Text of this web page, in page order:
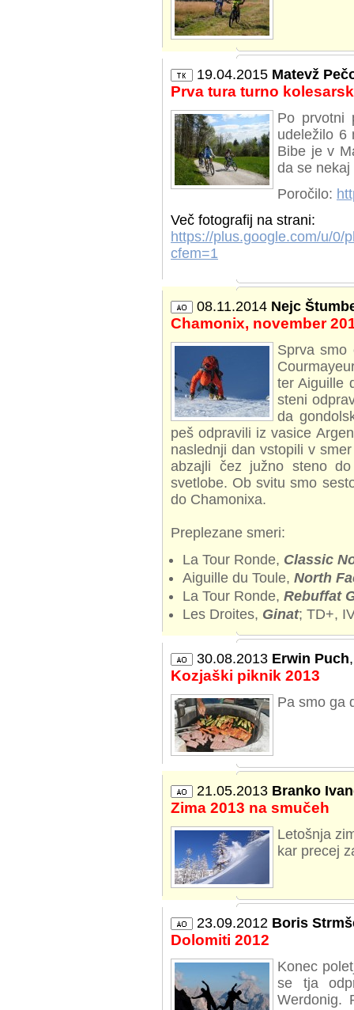
19.04.2015 Matevž
Prva tura turno
Po prvotni
udeležilo 6
Bibe je v
da se
Poročilo:
Več fotografij na strani:
https://plus.google.com/u/0/
cfem=1
08.11.2014 Nejc
Chamonix, november
Sprva smo
ter Aiguille
steni
da
peš odpravili iz vasice
naslednji dan vstopili v
abzajli čez južno steno
svetlobe. Ob svitu smo
do Chamonixa.
Preplezane smeri:
La Tour Ronde, Classic
Aiguille du Toule, North
La Tour Ronde, Rebuffat
Les Droites, Ginat; TD+,
30.08.2013 Erwin Puch
Kozjaški piknik 2013
Pa smo ga
21.05.2013 Branko
Zima 2013 na smučeh
Letošnja
kar precej
23.09.2012 Boris
Dolomiti 2012
Konec
se tja
Werdonig.